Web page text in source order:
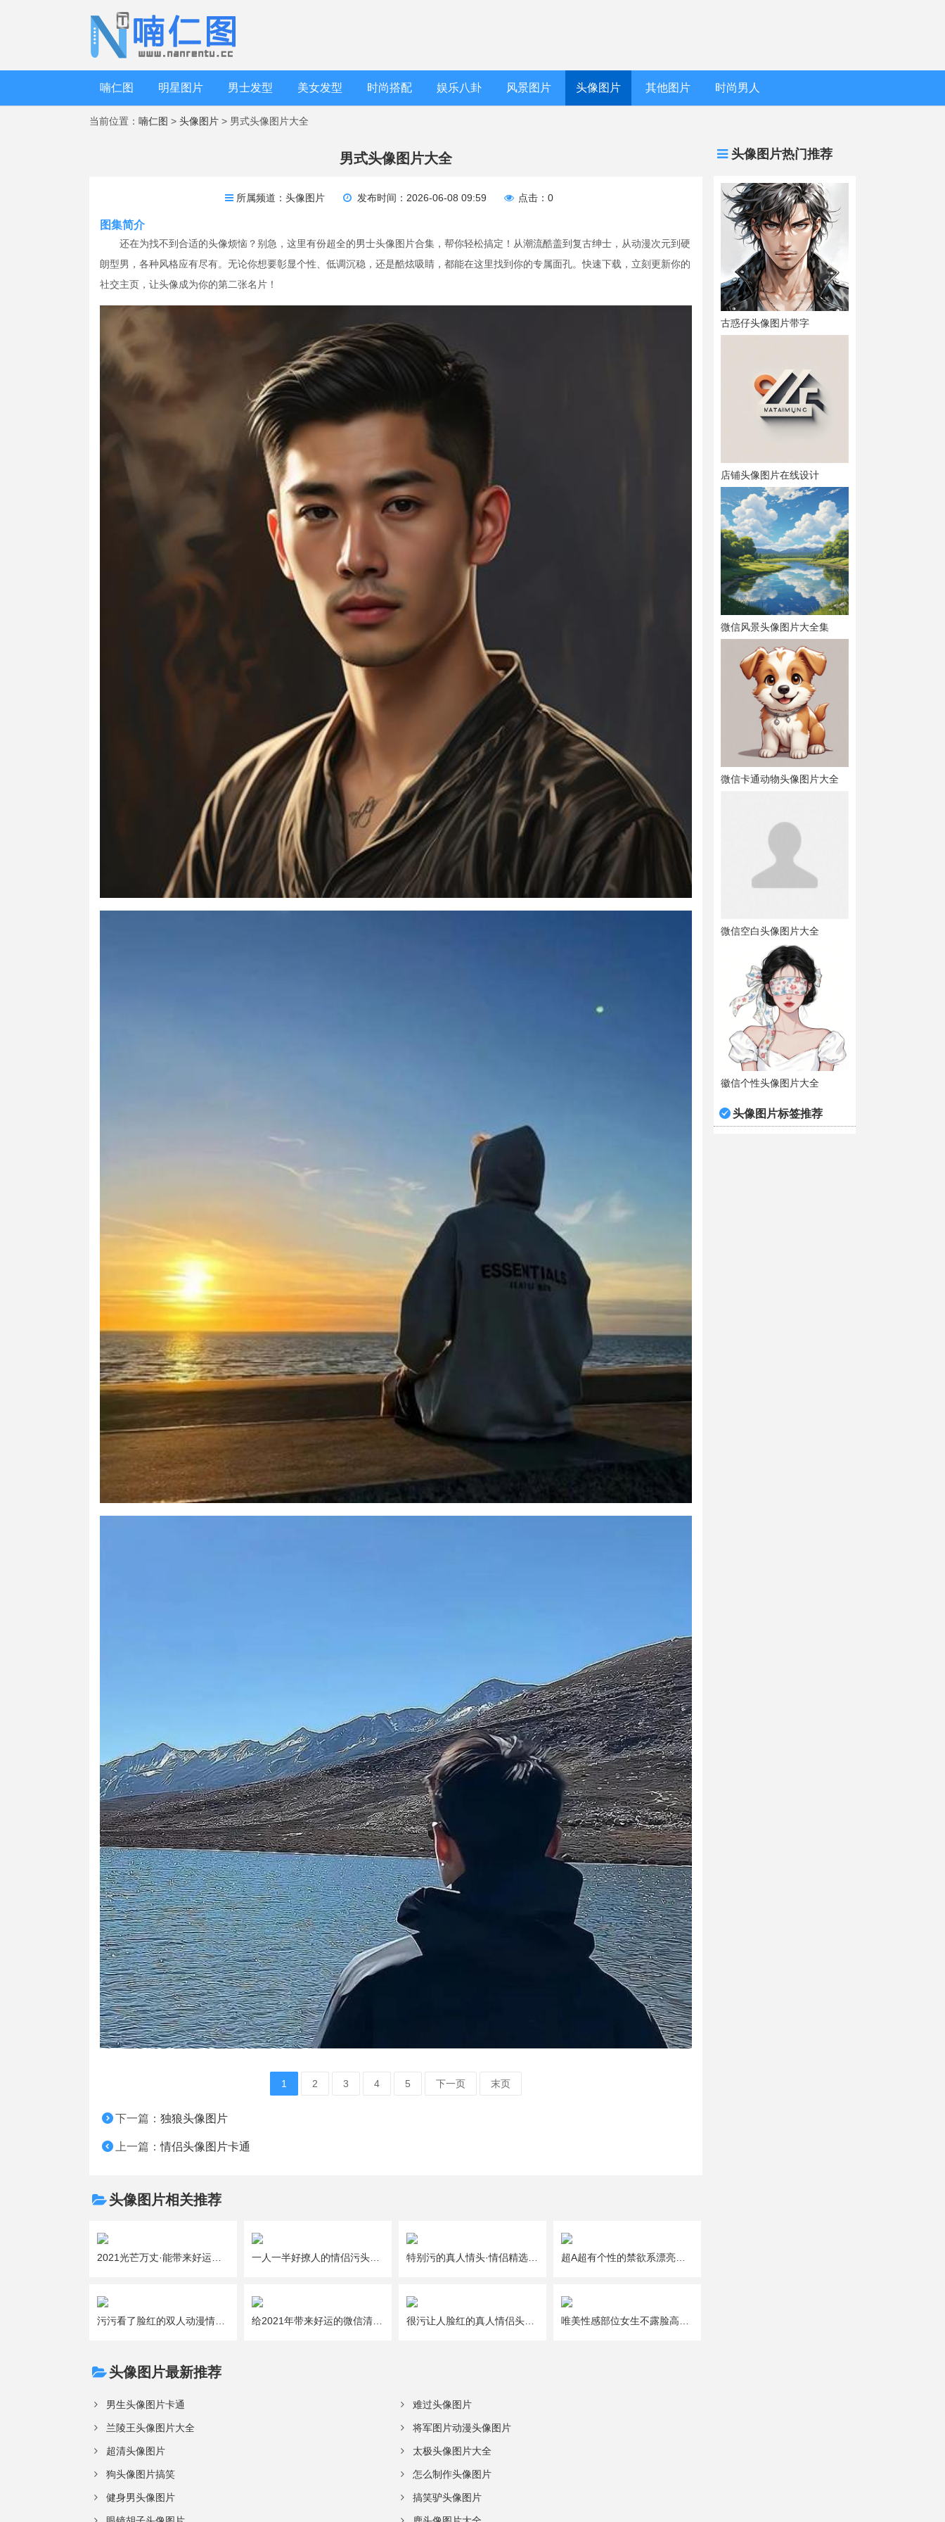
喃仁图 明星图片 男士发型 美女发型 时尚搭配 娱乐八卦 风景图片 头像图片 其他图片 时尚男人
当前位置： 喃仁图 > 头像图片 > 男式头像图片大全
头像图片热门推荐
古惑仔头像图片带字
店铺头像图片在线设计
微信风景头像图片大全集
微信卡通动物头像图片大全
微信空白头像图片大全
徽信个性头像图片大全
头像图片标签推荐
男式头像图片大全
所属频道：头像图片 发布时间：2026-06-08 09:59 点击：0
图集简介
还在为找不到合适的头像烦恼？别急，这里有份超全的男士头像图片合集，帮你轻松搞定！从潮流酷盖到复古绅士，从动漫次元到硬
朗型男，各种风格应有尽有。无论你想要彰显个性、低调沉稳，还是酷炫吸睛，都能在这里找到你的专属面孔。快速下载，立刻更新你的
社交主页，让头像成为你的第二张名片！
1 2 3 4 5 下一页 末页
下一篇：独狼头像图片
上一篇：情侣头像图片卡通
头像图片相关推荐
2021光芒万丈·能带来好运的吉利女生微信头像图片大全 一人一半好撩人的情侣污头像图片大全 特别污的真人情头·情侣精选头像图片大全 超A超有个性的禁欲系漂亮女生真人头像图片大全
污污看了脸红的双人动漫情侣头像图片大全 给2021年带来好运的微信清新唯美幸运头像图片 很污让人脸红的真人情侣头像图片大全 唯美性感部位女生不露脸高清头像图片大全
头像图片最新推荐
男生头像图片卡通 难过头像图片
兰陵王头像图片大全 将军图片动漫头像图片
超清头像图片 太极头像图片大全
狗头像图片搞笑 怎么制作头像图片
健身男头像图片 搞笑驴头像图片